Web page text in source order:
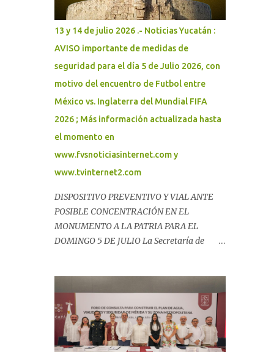
13 y 14 de julio 2026 .- Noticias Yucatán :
AVISO importante de medidas de
seguridad para el día 5 de Julio 2026, con
motivo del encuentro de Futbol entre
México vs. Inglaterra del Mundial FIFA
2026 ; Más información actualizada hasta
el momento en
www.fvsnoticiasinternet.com y
www.tvinternet2.com
DISPOSITIVO PREVENTIVO Y VIAL ANTE
POSIBLE CONCENTRACIÓN EN EL
MONUMENTO A LA PATRIA PARA EL
DOMINGO 5 DE JULIO La Secretaría de
concentración de personas al finalizar el
partido de la Selección Mexicana, se
implementará un dispositivo preventivo y
vial en la zona del Monumento a la Patria. El